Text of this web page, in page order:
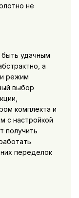
не
удачным
а
режим
выбор
комплекта и
с настройкой
получить
переделок